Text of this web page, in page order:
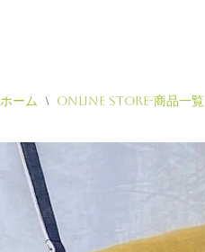
ン
テ
ホーム \ Online Store-商品一覧